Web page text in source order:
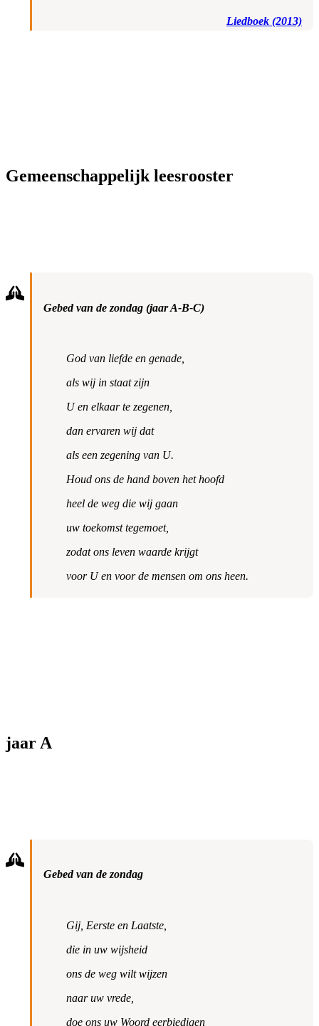
Liedboek (2013)
Gemeenschappelijk leesrooster
Gebed van de zondag (jaar A-B-C)
God van liefde en genade,
als wij in staat zijn
U en elkaar te zegenen,
dan ervaren wij dat
als een zegening van U.
Houd ons de hand boven het hoofd
heel de weg die wij gaan
uw toekomst tegemoet,
zodat ons leven waarde krijgt
voor U en voor de mensen om ons heen.
jaar A
Gebed van de zondag
Gij, Eerste en Laatste,
die in uw wijsheid
ons de weg wilt wijzen
naar uw vrede,
doe ons uw Woord eerbiedigen